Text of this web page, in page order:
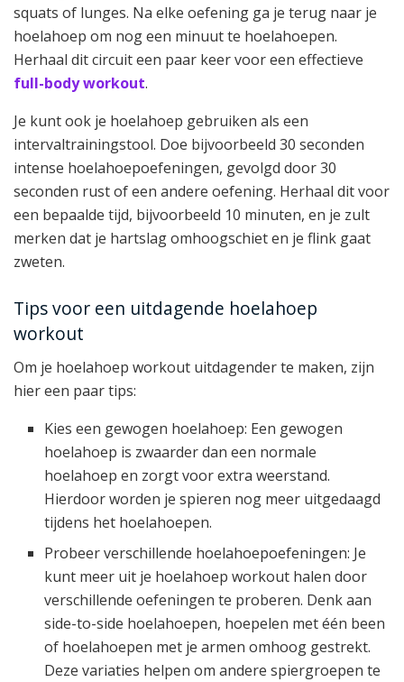
squats of lunges. Na elke oefening ga je terug naar je
hoelahoep om nog een minuut te hoelahoepen.
Herhaal dit circuit een paar keer voor een effectieve
full-body workout.
Je kunt ook je hoelahoep gebruiken als een
intervaltrainingstool. Doe bijvoorbeeld 30 seconden
intense hoelahoepoefeningen, gevolgd door 30
seconden rust of een andere oefening. Herhaal dit voor
een bepaalde tijd, bijvoorbeeld 10 minuten, en je zult
merken dat je hartslag omhoogschiet en je flink gaat
zweten.
Tips voor een uitdagende hoelahoep
workout
Om je hoelahoep workout uitdagender te maken, zijn
hier een paar tips:
Kies een gewogen hoelahoep: Een gewogen
hoelahoep is zwaarder dan een normale
hoelahoep en zorgt voor extra weerstand.
Hierdoor worden je spieren nog meer uitgedaagd
tijdens het hoelahoepen.
Probeer verschillende hoelahoepoefeningen: Je
kunt meer uit je hoelahoep workout halen door
verschillende oefeningen te proberen. Denk aan
side-to-side hoelahoepen, hoepelen met één been
of hoelahoepen met je armen omhoog gestrekt.
Deze variaties helpen om andere spiergroepen te